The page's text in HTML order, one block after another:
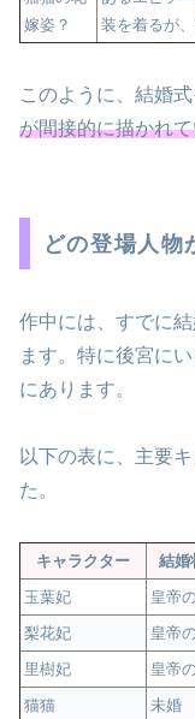
嫁姿？
装を着るが
このように、結婚
が間接的に描かれ
どの登場人物
作中には、すでに
ます。特に後宮に
にあります。
以下の表に、主要
た。
キャラクター 結婚
玉葉妃
皇帝
梨花妃
皇帝
里樹妃
皇帝
猫猫
未婚